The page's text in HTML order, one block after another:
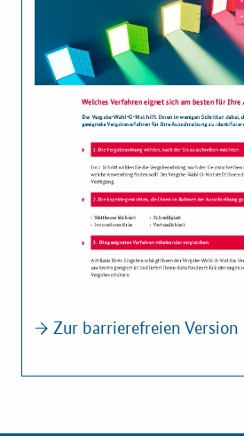
→ Zur barrierefreien Version